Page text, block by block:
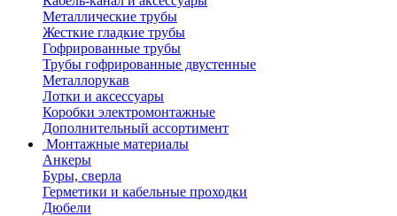
Металлические трубы
Жесткие гладкие трубы
Гофрированные трубы
Трубы гофрированные двустенные
Металлорукав
Лотки и аксессуары
Коробки электромонтажные
Дополнительный ассортимент
Монтажные материалы
Анкеры
Буры, сверла
Герметики и кабельные проходки
Дюбели